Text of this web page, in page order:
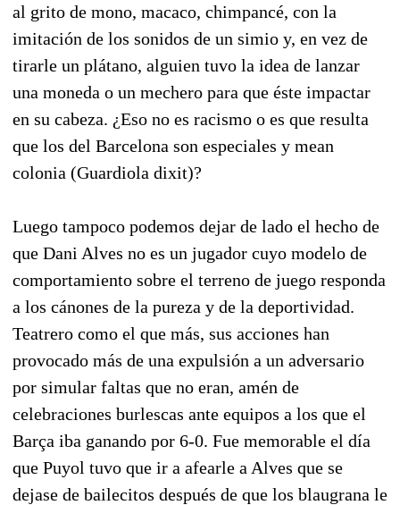
al grito de mono, macaco, chimpancé, con la
imitación de los sonidos de un simio y, en vez de
tirarle un plátano, alguien tuvo la idea de lanzar
una moneda o un mechero para que éste impactar
en su cabeza. ¿Eso no es racismo o es que resulta
que los del Barcelona son especiales y mean
colonia (Guardiola dixit)?
Luego tampoco podemos dejar de lado el hecho de
que Dani Alves no es un jugador cuyo modelo de
comportamiento sobre el terreno de juego responda
a los cánones de la pureza y de la deportividad.
Teatrero como el que más, sus acciones han
provocado más de una expulsión a un adversario
por simular faltas que no eran, amén de
celebraciones burlescas ante equipos a los que el
Barça iba ganando por 6-0. Fue memorable el día
que Puyol tuvo que ir a afearle a Alves que se
dejase de bailecitos después de que los blaugrana le